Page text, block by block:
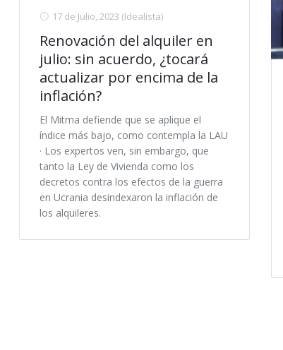
17 de Julio, 2023 (Idealista)
Renovación del alquiler en
julio: sin acuerdo, ¿tocará
actualizar por encima de la
inflación?
El Mitma defiende que se aplique el
índice más bajo, como contempla la LAU
· Los expertos ven, sin embargo, que
tanto la Ley de Vivienda como los
decretos contra los efectos de la guerra
en Ucrania desindexaron la inflación de
los alquileres.